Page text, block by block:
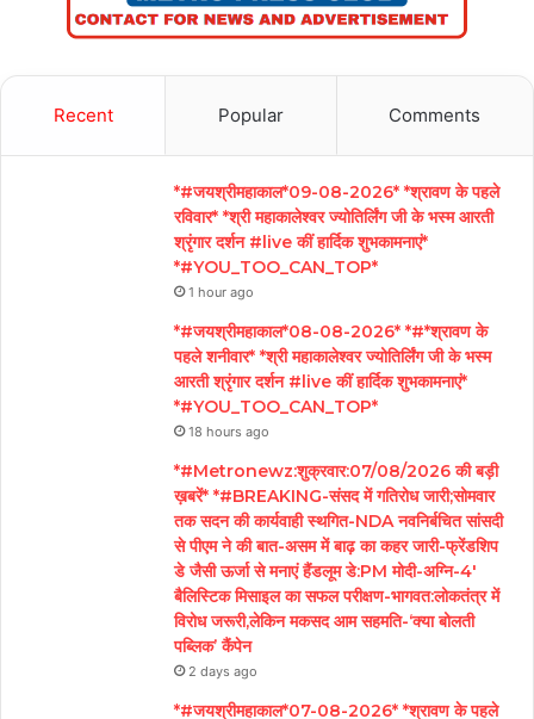
Recent Popular Comments
*#जयश्रीमहाकाल*09-08-2026* *श्रावण के पहले
रविवार* *श्री महाकालेश्वर ज्योतिर्लिंग जी के भस्म आरती
श्रृंगार दर्शन #live कीं हार्दिक शुभकामनाएं*
*#YOU_TOO_CAN_TOP*
1 hour ago
*#जयश्रीमहाकाल*08-08-2026* *#*श्रावण के
पहले शनीवार* *श्री महाकालेश्वर ज्योतिर्लिंग जी के भस्म
आरती श्रृंगार दर्शन #live कीं हार्दिक शुभकामनाएं*
*#YOU_TOO_CAN_TOP*
18 hours ago
*#Metronewz:शुक्रवार:07/08/2026 की बड़ी
ख़बरें* *#BREAKING-संसद में गतिरोध जारी;सोमवार
तक सदन की कार्यवाही स्थगित-NDA नवनिर्बचित सांसदी
से पीएम ने की बात-असम में बाढ़ का कहर जारी-फ्रेंडशिप
डे जैसी ऊर्जा से मनाएं हैंडलूम डे:PM मोदी-अग्नि-4′
बैलिस्टिक मिसाइल का सफल परीक्षण-भागवत:लोकतंत्र में
विरोध जरूरी,लेकिन मकसद आम सहमति-‘क्या बोलती
पब्लिक’ कैंपेन
2 days ago
*#जयश्रीमहाकाल*07-08-2026* *श्रावण के पहले